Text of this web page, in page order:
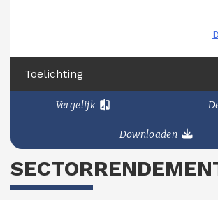
Toelichting
Vergelijk
Downloaden